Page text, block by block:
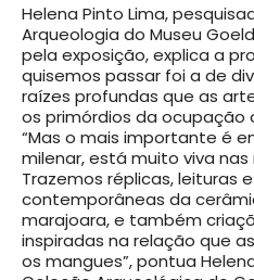
Helena Pinto Lima,
Arqueologia do Museu
pela exposição, explica a
quisemos passar foi a de
raízes profundas que as
os primórdios da ocupação
“Mas o mais importante é
milenar, está muito viva
Trazemos réplicas, leituras
contemporâneas da
marajoara, e também
inspiradas na relação que
os mangues”, pontua